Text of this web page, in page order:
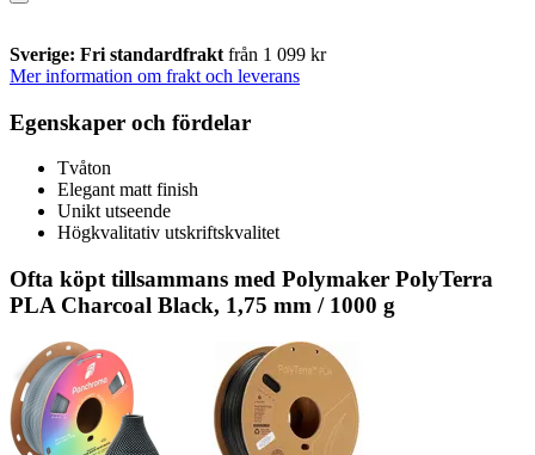
Sverige: Fri standardfrakt från 1 099 kr
Mer information om frakt och leverans
Egenskaper och fördelar
Tvåton
Elegant matt finish
Unikt utseende
Högkvalitativ utskriftskvalitet
Ofta köpt tillsammans med Polymaker PolyTerra
PLA Charcoal Black, 1,75 mm / 1000 g